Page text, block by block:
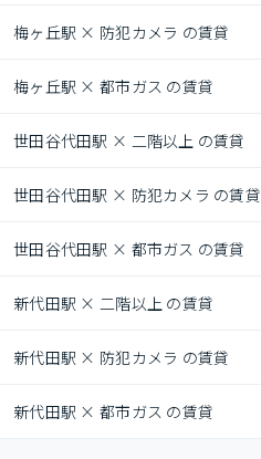
梅ヶ丘駅 × 防犯カメラ の賃貸
梅ヶ丘駅 × 都市ガス の賃貸
世田谷代田駅 × 二階以上 の賃貸
世田谷代田駅 × 防犯カメラ の賃貸
世田谷代田駅 × 都市ガス の賃貸
新代田駅 × 二階以上 の賃貸
新代田駅 × 防犯カメラ の賃貸
新代田駅 × 都市ガス の賃貸